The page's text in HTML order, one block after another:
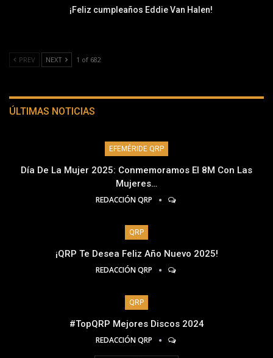
¡Feliz cumpleaños Eddie Van Halen!
PREV NEXT 1 of 682
ÚLTIMAS NOTICIAS
EFEMÉRIDE QRP
Día De La Mujer 2025: Conmemoramos El 8M Con Las
Mujeres…
REDACCIÓN QRP
QRP
¡QRP Te Desea Feliz Año Nuevo 2025!
REDACCIÓN QRP
QRP
#TopQRP Mejores Discos 2024
REDACCIÓN QRP